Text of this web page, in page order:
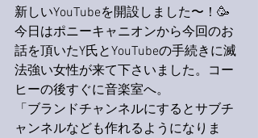
新しいYouTubeを開設しました〜！🥳
今日はポニーキャニオンから今回のお
話を頂いたY氏とYouTubeの手続きに滅
法強い女性が来て下さいました。コー
ヒーの後すぐに音楽室へ。
「ブランドチャンネルにするとサブチ
ャンネルなども作れるようになりま